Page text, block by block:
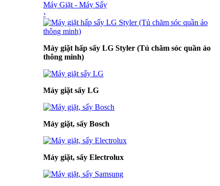
Máy Giặt - Máy Sấy
›
Máy giặt hấp sấy LG Styler (Tủ chăm sóc quần áo
thông minh)
Máy giặt sấy LG
Máy giặt, sấy Bosch
Máy giặt, sấy Electrolux